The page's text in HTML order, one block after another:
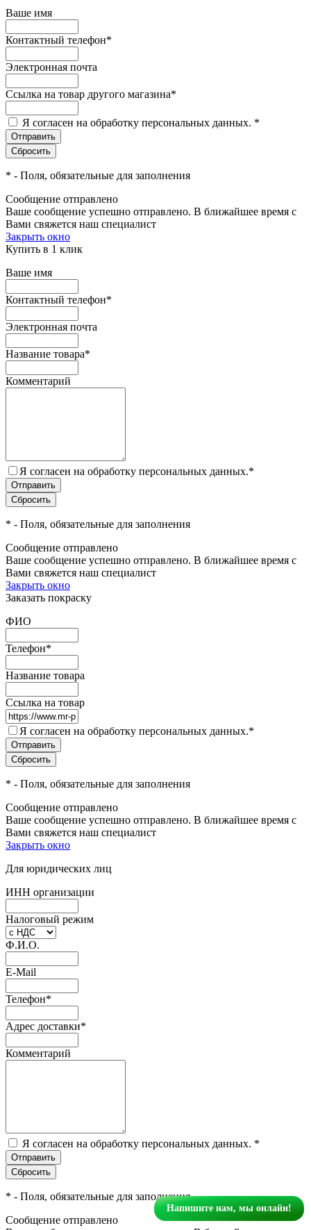
Ваше имя
Контактный телефон*
Электронная почта
Ссылка на товар другого магазина*
Я согласен на обработку персональных данных. *
* - Поля, обязательные для заполнения
Сообщение отправлено
Ваше сообщение успешно отправлено. В ближайшее время с
Вами свяжется наш специалист
Закрыть окно
Купить в 1 клик
Ваше имя
Контактный телефон*
Электронная почта
Название товара*
Комментарий
Я согласен на обработку персональных данных.*
* - Поля, обязательные для заполнения
Сообщение отправлено
Ваше сообщение успешно отправлено. В ближайшее время с
Вами свяжется наш специалист
Закрыть окно
Заказать покраску
ФИО
Телефон*
Название товара
Ссылка на товар
Я согласен на обработку персональных данных.*
* - Поля, обязательные для заполнения
Сообщение отправлено
Ваше сообщение успешно отправлено. В ближайшее время с
Вами свяжется наш специалист
Закрыть окно
Для юридических лиц
ИНН организации
Налоговый режим
Ф.И.О.
E-Mail
Телефон*
Адрес доставки*
Комментарий
Я согласен на обработку персональных данных. *
* - Поля, обязательные для заполнения
Сообщение отправлено
Напишите нам, мы онлайн!